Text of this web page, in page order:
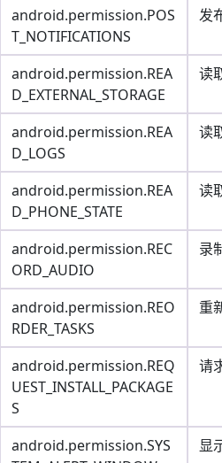
android.permission.POS
T_NOTIFICATIONS
发
android.permission.REA
D_EXTERNAL_STORAGE
读
android.permission.REA
D_LOGS
读
android.permission.REA
D_PHONE_STATE
读
android.permission.REC
ORD_AUDIO
录
android.permission.REO
RDER_TASKS
重
android.permission.REQ
UEST_INSTALL_PACKAGE
S
请
android.permission.SYS
显